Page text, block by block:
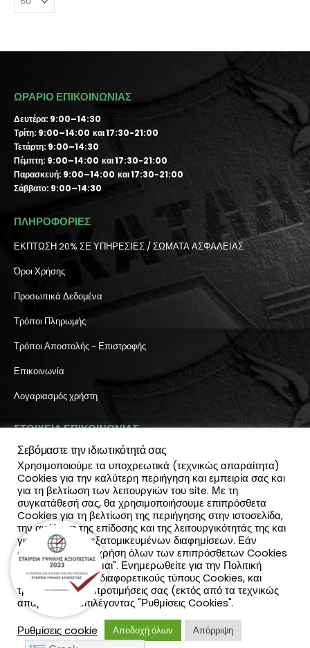
ΩΡΑΡΙΟ ΕΠΙΚΟΙΝΩΝΙΑΣ
Δευτέρα: 9:00–14:30
Τρίτη: 9:00–14:00 και 17:30-21:00
Τετάρτη: 9:00–14:30
Πέμπτη: 9:00–14:00 και 17:30-21:00
Παρασκευή: 9:00–14:00 και 17:30-21:00
Σάββατο: 9:00–14:30
ΠΛΗΡΟΦΟΡΙΕΣ
ΕΚΠΤΩΣΗ 20% ΣΕ ΥΠΗΡΕΣΙΕΣ / ΣΩΜΑΤΑ ΑΣΦΑΛΕΙΑΣ
Όροι Χρήσης
Προσωπικά Δεδομένα
Τρόποι Πληρωμής
Τρόποι Αποστολής - Επιστροφής
Επικοινωνία
Λογαριασμός χρήστη
ΣΤΟΙΧΕΙΑ ΕΠΙΚΟΙΝΩΝΙΑΣ
Διεύθυνση:
Πύλη Ιησού 6, Ηράκλειο Κρήτης
ΤΗΛΕΦΩΝΟ:
2810 300 657, 2810 390 668
(Viber & Watsapp): 6940812064
EMAIL:
info@katadromeasclub.gr
SOCIAL
Σεβόμαστε την ιδιωτικότητά σας
Χρησιμοποιούμε τα υποχρεωτικά (τεχνικώς απαραίτητα)
Cookies για την καλύτερη περιήγηση και εμπειρία σας και
για τη βελτίωση των λειτουργιών του site. Με τη
συγκατάθεσή σας, θα χρησιμοποιήσουμε επιπρόσθετα
Cookies για τη βελτίωση της περιήγησης στην ιστοσελίδα,
την ανάλυση της επίδοσης και της λειτουργικότητάς της και
για την παροχή εξατομικευμένων διαφημίσεων. Εάν
συμφωνείς με τη χρήση όλων των επιπρόσθετων Cookies
επίλεξε "Αποδέχομαι". Ενημερωθείτε για την Πολιτική
Cookies και τους διαφορετικούς τύπους Cookies, και
τροποποίησε τις προτιμήσεις σας (εκτός από τα τεχνικώς
απαραίτητα) επιλέγοντας "Ρυθμίσεις Cookies".
Ρυθμίσεις cookie
Αποδοχή όλων Απόρριψη